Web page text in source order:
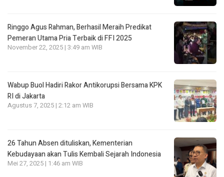
Ringgo Agus Rahman, Berhasil Meraih Predikat
Pemeran Utama Pria Terbaik di FFI 2025
November 22, 2025 | 3:49 am WIB
Wabup Buol Hadiri Rakor Antikorupsi Bersama KPK
RI di Jakarta
Agustus 7, 2025 | 2:12 am WIB
26 Tahun Absen dituliskan, Kementerian
Kebudayaan akan Tulis Kembali Sejarah Indonesia
Mei 27, 2025 | 1:46 am WIB